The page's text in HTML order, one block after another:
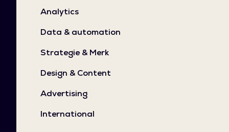
Analytics
Data & automation
Strategie & Merk
Design & Content
Advertising
International